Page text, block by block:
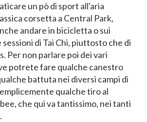
un pò di sport all'aria
corsetta a Central Park,
andare in bicicletta o sui
di Tai Chi, piuttosto che di
Per non parlare poi dei vari
potrete fare qualche canestro
battuta nei diversi campi di
qualche tiro al
che qui va tantissimo, nei tanti